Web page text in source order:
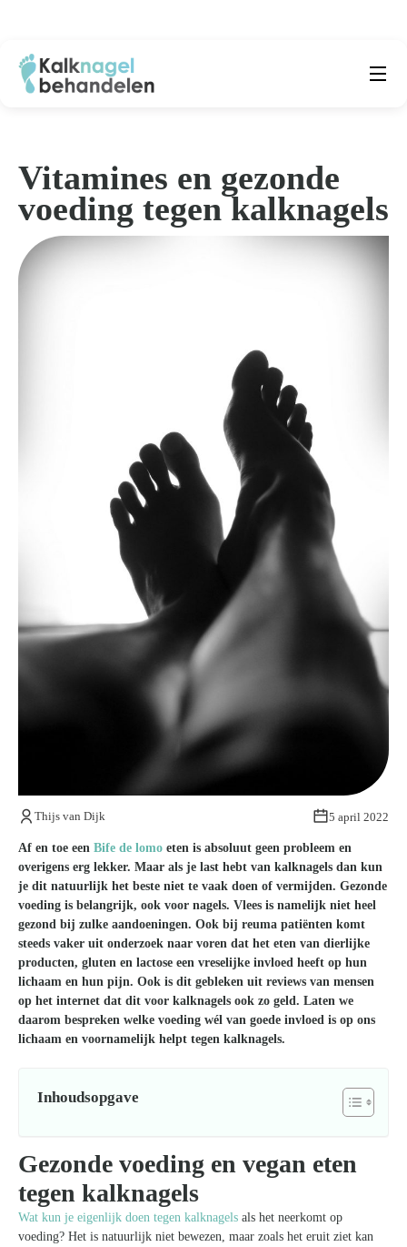
Middelen kalknagels
Reviews
Kom van je kalknagels af
Vitamines en gezonde
voeding tegen kalknagels
Thijs van Dijk 5 april 2022
Af en toe een Bife de lomo eten is absoluut geen probleem en
overigens erg lekker. Maar als je last hebt van kalknagels dan kun
je dit natuurlijk het beste niet te vaak doen of vermijden. Gezonde
voeding is belangrijk, ook voor nagels. Vlees is namelijk niet heel
gezond bij zulke aandoeningen. Ook bij reuma patiënten komt
steeds vaker uit onderzoek naar voren dat het eten van dierlijke
producten, gluten en lactose een vreselijke invloed heeft op hun
lichaam en hun pijn. Ook is dit gebleken uit reviews van mensen
op het internet dat dit voor kalknagels ook zo geld. Laten we
daarom bespreken welke voeding wél van goede invloed is op ons
lichaam en voornamelijk helpt tegen kalknagels.
Inhoudsopgave
Gezonde voeding en vegan eten
tegen kalknagels
Wat kun je eigenlijk doen tegen kalknagels als het neerkomt op
voeding? Het is natuurlijk niet bewezen, maar zoals het eruit ziet kan